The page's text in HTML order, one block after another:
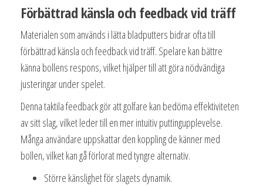
Förbättrad känsla och feedback vid träff
Materialen som används i lätta bladputters bidrar ofta till
förbättrad känsla och feedback vid träff. Spelare kan bättre
känna bollens respons, vilket hjälper till att göra nödvändiga
justeringar under spelet.
Denna taktila feedback gör att golfare kan bedöma effektiviteten
av sitt slag, vilket leder till en mer intuitiv puttingupplevelse.
Många användare uppskattar den koppling de känner med
bollen, vilket kan gå förlorat med tyngre alternativ.
Större känslighet för slagets dynamik.